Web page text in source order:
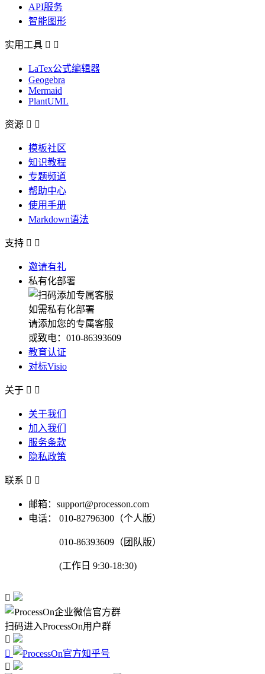
API服务
智能图形
实用工具  
LaTex公式编辑器
Geogebra
Mermaid
PlantUML
资源  
模板社区
知识教程
专题频道
帮助中心
使用手册
Markdown语法
支持  
邀请有礼
私有化部署
如需私有化部署
请添加您的专属客服
或致电：010-86393609
教育认证
对标Visio
关于  
关于我们
加入我们
服务条款
隐私政策
联系  
邮箱：support@processon.com
电话：
010-82796300（个人版）
010-86393609（团队版）
(工作日 9:30-18:30)

扫码进入ProcessOn用户群


